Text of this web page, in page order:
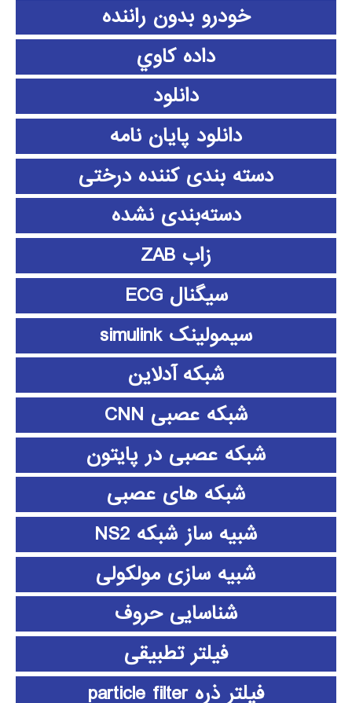
خودرو بدون راننده
داده كاوي
دانلود
دانلود پايان نامه
دسته بندی کننده درختی
دسته‌بندی نشده
زاب ZAB
سیگنال ECG
سیمولینک simulink
شبکه آدلاین
شبکه عصبی CNN
شبکه عصبی در پایتون
شبکه های عصبی
شبیه ساز شبکه NS2
شبیه سازی مولکولی
شناسایی حروف
فیلتر تطبیقی
فیلتر ذره particle filter